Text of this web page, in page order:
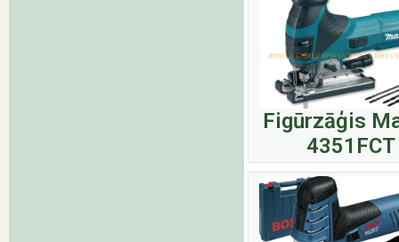
Figūrzāģis
4351FCT